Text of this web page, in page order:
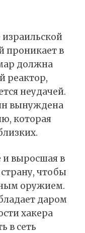
израильской
проникает в
должна
реактор,
неудачей.
вынуждена
которая
и выросшая в
чтобы
оружием.
даром
хакера
в сеть